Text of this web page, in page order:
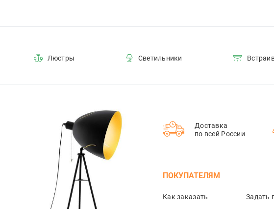
Люстры Светильники
Доставка
по всей России
ПОКУПАТЕЛЯМ
Как заказать Задать